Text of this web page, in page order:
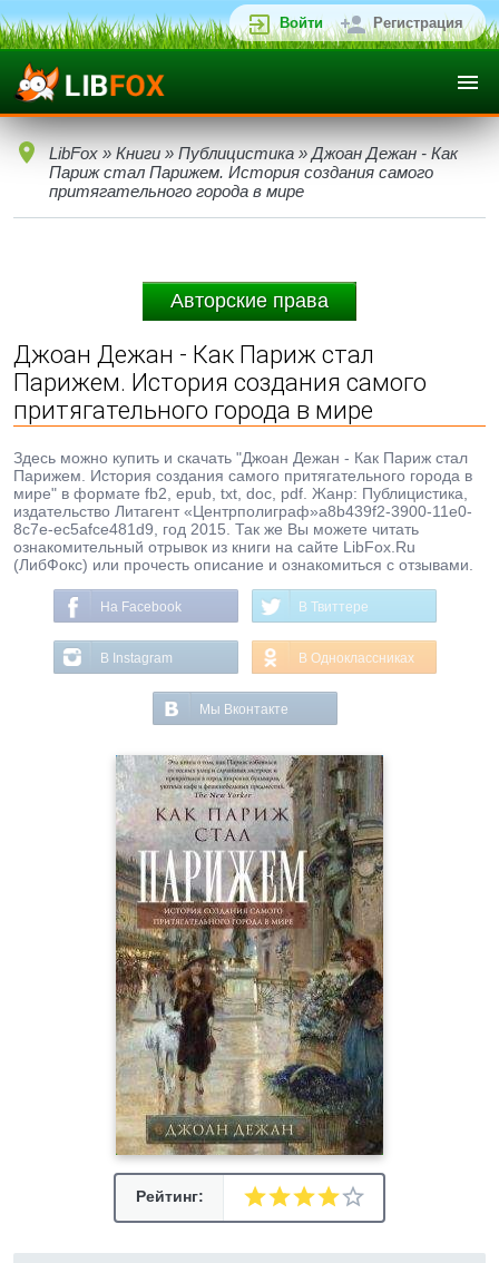
Войти Регистрация
LibFox » Книги » Публицистика » Джоан Дежан - Как
Париж стал Парижем. История создания самого
притягательного города в мире
Авторские права
Джоан Дежан - Как Париж стал
Парижем. История создания самого
притягательного города в мире
Здесь можно купить и скачать "Джоан Дежан - Как Париж стал
Парижем. История создания самого притягательного города в
мире" в формате fb2, epub, txt, doc, pdf. Жанр: Публицистика,
издательство Литагент «Центрполиграф»a8b439f2-3900-11e0-
8c7e-ec5afce481d9, год 2015. Так же Вы можете читать
ознакомительный отрывок из книги на сайте LibFox.Ru
(ЛибФокс) или прочесть описание и ознакомиться с отзывами.
На Facebook В Твиттере
В Instagram В Одноклассниках
Мы Вконтакте
Рейтинг: